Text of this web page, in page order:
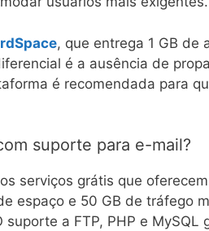
, que entrega 1 GB de
é a ausência de
é recomendada para
suporte para e-mail?
serviços grátis que
espaço e 50 GB de tráfego
a FTP, PHP e MySQL